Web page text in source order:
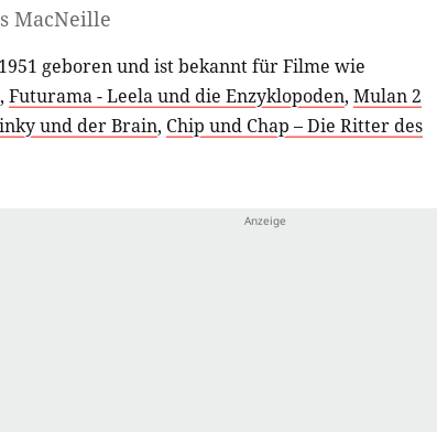
MacNeille
geboren und ist bekannt für Filme wie
, Futurama - Leela und die Enzyklopoden, Mulan 2
und der Brain, Chip und Chap – Die Ritter des